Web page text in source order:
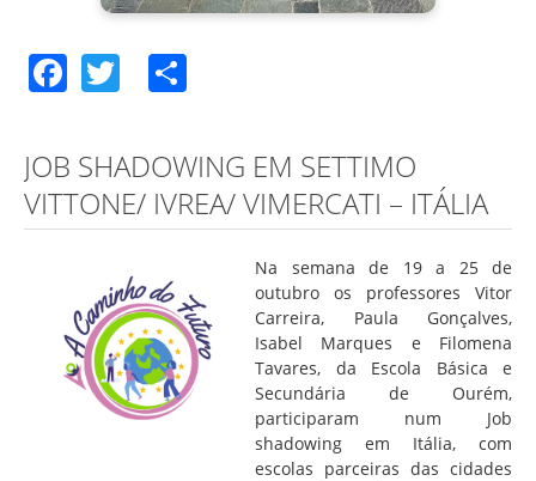
Facebook
Twitter
JOB SHADOWING EM SETTIMO
VITTONE/ IVREA/ VIMERCATI – ITÁLIA
Na semana de 19 a 25 de
outubro os professores Vitor
Carreira, Paula Gonçalves,
Isabel Marques e Filomena
Tavares, da Escola Básica e
Secundária de Ourém,
participaram num Job
shadowing em Itália, com
escolas parceiras das cidades